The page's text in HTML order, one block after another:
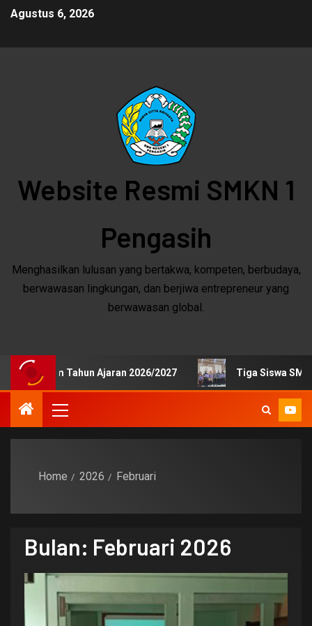
Agustus 6, 2026
Website Resmi SMKN 1
Pengasih
Menghasilkan lulusan yang bertakwa, kompeten, berbudaya,
berwawasan lingkungan, dan berjiwa entrepreneur yang
berwawasan global.
Ajaran 2026/2027 Tiga Siswa SMKN 1 Pengasih
Home 2026 Februari
Bulan: Februari 2026